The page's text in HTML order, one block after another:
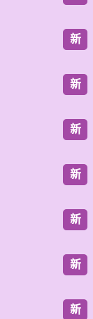
新
新
新
新
新
新
新